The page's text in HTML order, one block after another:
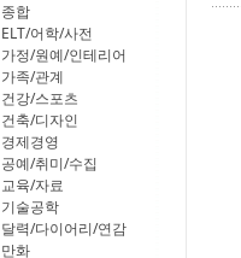
종합
ELT/어학/사전
가정/원예/인테리어
가족/관계
건강/스포츠
건축/디자인
경제경영
공예/취미/수집
교육/자료
기술공학
달력/다이어리/연감
만화